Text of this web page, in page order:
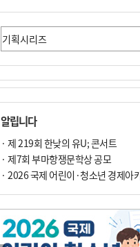
알립니다
· 제 219회 한낮의 유U; 콘서트
· 제7회 부마항쟁문학상 공모
· 2026 국제 어린이·청소년 경제아